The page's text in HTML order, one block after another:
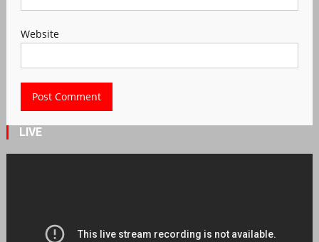
Website
LIVE